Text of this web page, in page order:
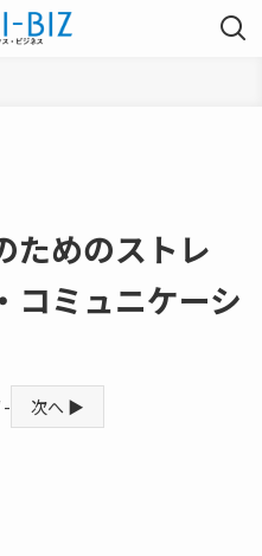
ためのストレ
コミュニケーシ
- 次へ ▶